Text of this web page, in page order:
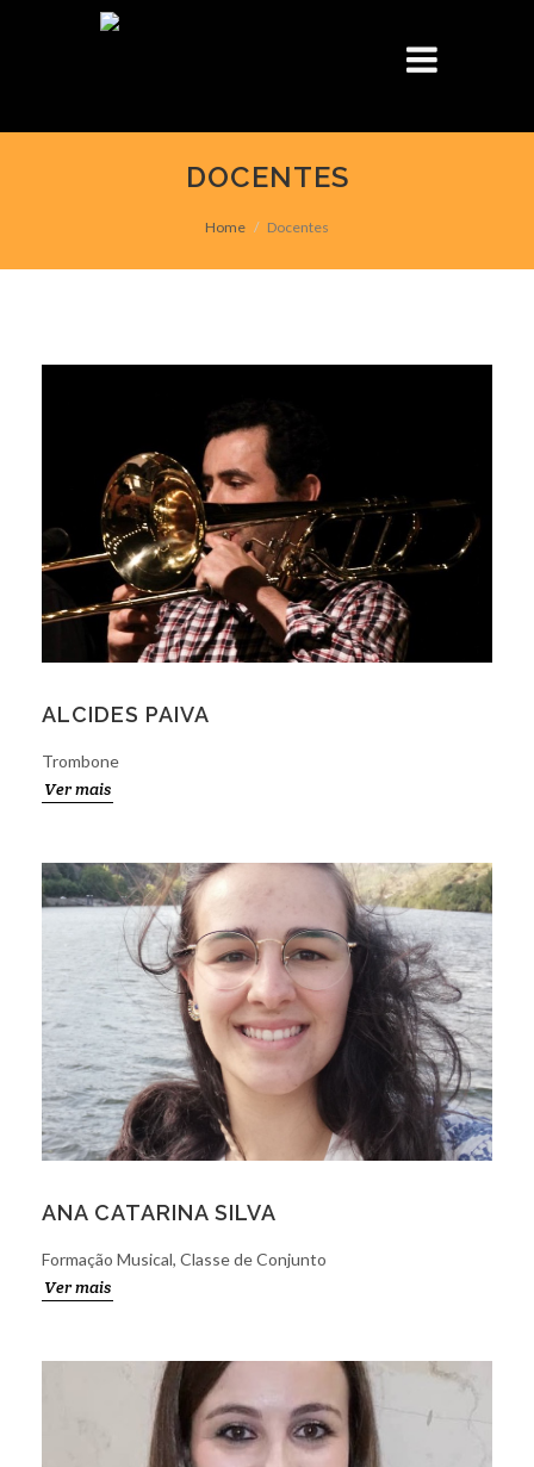
DOCENTES
Home Docentes
ALCIDES PAIVA
Trombone
Ver mais
ANA CATARINA SILVA
Formação Musical, Classe de Conjunto
Ver mais